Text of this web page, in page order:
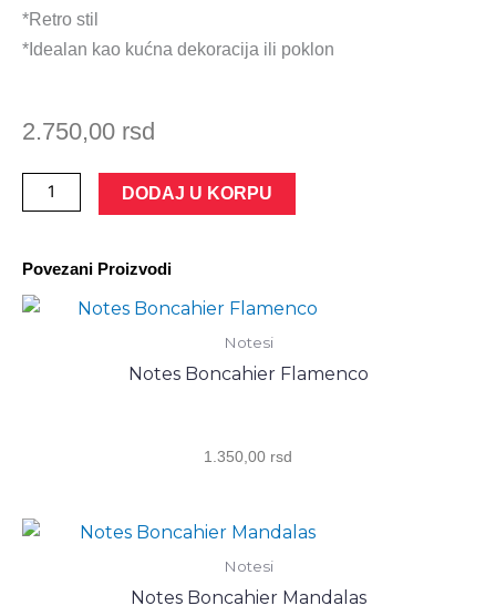
*Retro stil
*Idealan kao kućna dekoracija ili poklon
2.750,00 rsd
METALNI
TUK-
количина
DODAJ U KORPU
Povezani Proizvodi
Notesi
Notes Boncahier Flamenco
1.350,00 rsd
Notesi
Notes Boncahier Mandalas